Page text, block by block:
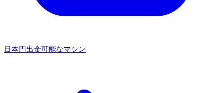
日本円出金可能なマシン